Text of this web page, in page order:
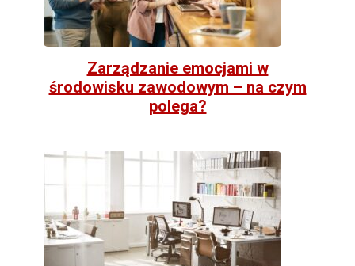
Zarządzanie emocjami w
środowisku zawodowym – na czym
polega?